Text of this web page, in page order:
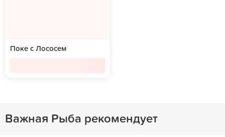
Поке с Лососем
Важная Рыба рекомендует